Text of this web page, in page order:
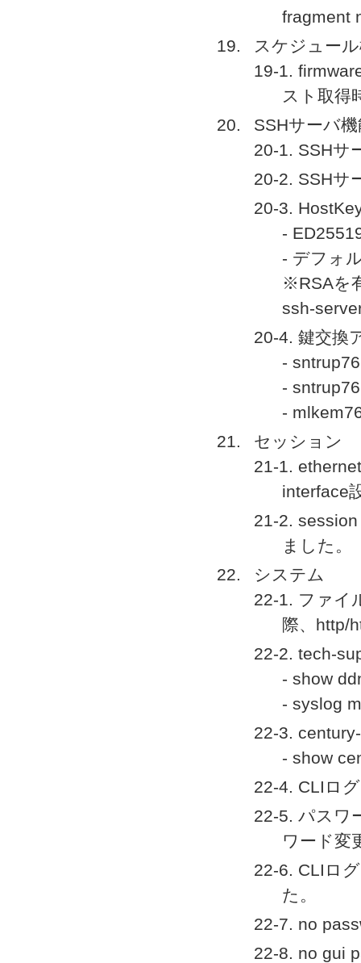
fragment
スケジュー
19-1.
スト取得
SSHサーバ
20-1. SSHサ
20-2. SSHサ
20-3.
-
- デフォ
※RSAを
ssh-
20-4. 鍵交換
-
-
-
セッション
21-1.
interface
21-2.
ました。
システム
22-1. ファイ
際、http/
22-2. tech-
- show
- syslog
22-3.
- show
22-4. CLIロ
22-5. パスワ
ワード変
22-6. CLIロ
た。
22-7. no
22-8. no gui